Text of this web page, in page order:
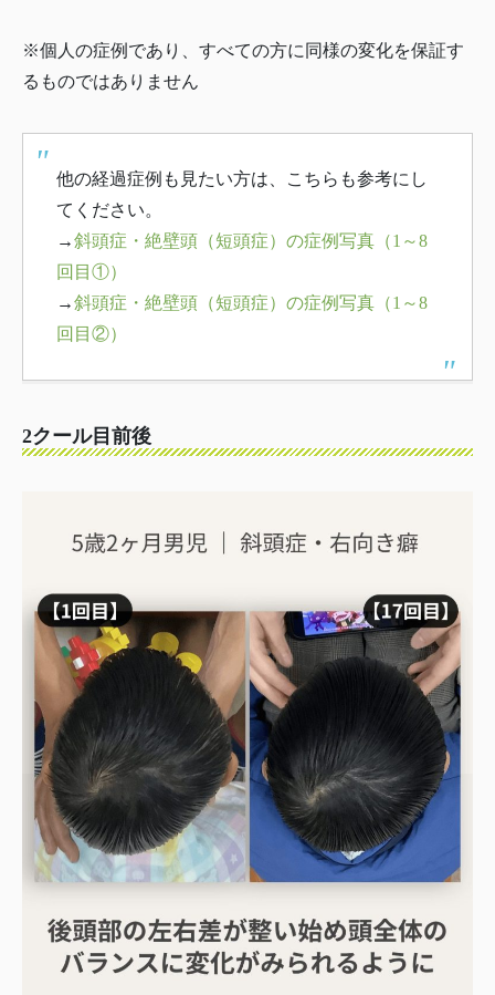
※個人の症例であり、すべての方に同様の変化を保証す
るものではありません
他の経過症例も見たい方は、こちらも参考にし
てください。
→斜頭症・絶壁頭（短頭症）の症例写真（1～8
回目①）
→斜頭症・絶壁頭（短頭症）の症例写真（1～8
回目②）
2クール目前後